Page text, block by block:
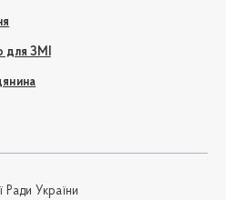
для ЗМІ
Ради України